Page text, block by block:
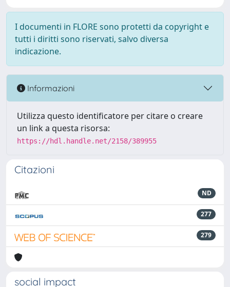
I documenti in FLORE sono protetti da copyright e
tutti i diritti sono riservati, salvo diversa
indicazione.
Informazioni
Utilizza questo identificatore per citare o creare
un link a questa risorsa:
https://hdl.handle.net/2158/389955
Citazioni
ND
277
279
social impact